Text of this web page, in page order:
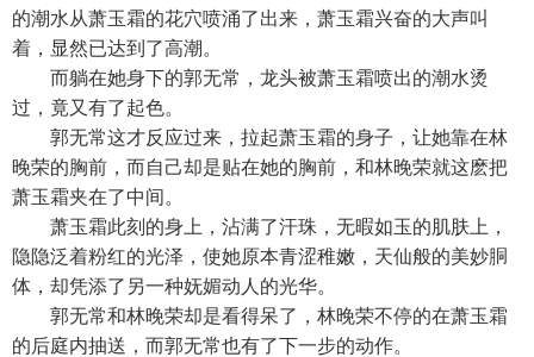
的潮水从萧玉霜的花穴喷涌了出来，萧玉霜兴奋的大声叫
着，显然已达到了高潮。
而躺在她身下的郭无常，龙头被萧玉霜喷出的潮水烫
过，竟又有了起色。
郭无常这才反应过来，拉起萧玉霜的身子，让她靠在林
晚荣的胸前，而自己却是贴在她的胸前，和林晚荣就这麽把
萧玉霜夹在了中间。
萧玉霜此刻的身上，沾满了汗珠，无暇如玉的肌肤上，
隐隐泛着粉红的光泽，使她原本青涩稚嫩，天仙般的美妙胴
体，却凭添了另一种妩媚动人的光华。
郭无常和林晚荣却是看得呆了，林晚荣不停的在萧玉霜
的后庭内抽送，而郭无常也有了下一步的动作。